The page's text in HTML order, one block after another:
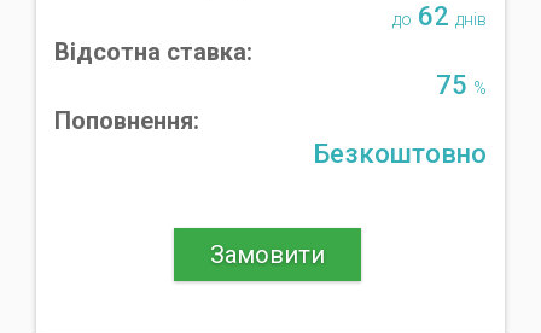
до 62 днів
Відсотна ставка:
75 %
Поповнення:
Безкоштовно
Замовити